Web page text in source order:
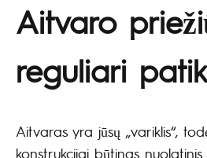
Aitvaro
reguliari
Aitvaras yra jūsų „variklis“,
konstrukcijai būtinas